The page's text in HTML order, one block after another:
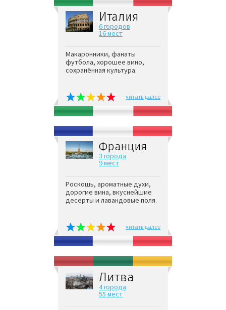
Италия
6 городов
16 мест
Макаронники, фанаты
футбола, хорошее вино,
сохранённая культура.
читать далее
Франция
3 города
9 мест
Роскошь, ароматные духи,
дорогие вина, вкуснейшие
десерты и лавандовые поля.
читать далее
Литва
4 города
55 мест